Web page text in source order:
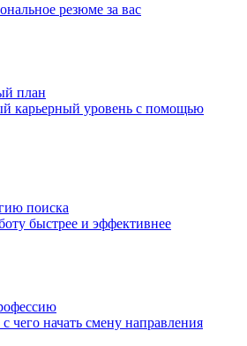
резюме за вас
план
карьерный уровень с помощью
поиска
быстрее и эффективнее
чего начать смену направления